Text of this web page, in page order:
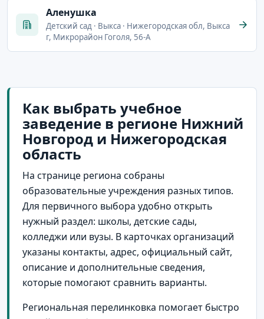
Аленушка
Детский сад · Выкса · Нижегородская обл, Выкса
г, Микрорайон Гоголя, 56-А
Как выбрать учебное
заведение в регионе Нижний
Новгород и Нижегородская
область
На странице региона собраны
образовательные учреждения разных типов.
Для первичного выбора удобно открыть
нужный раздел: школы, детские сады,
колледжи или вузы. В карточках организаций
указаны контакты, адрес, официальный сайт,
описание и дополнительные сведения,
которые помогают сравнить варианты.
Региональная перелинковка помогает быстро